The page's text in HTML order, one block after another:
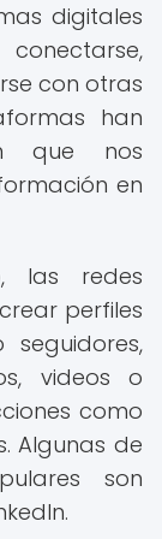
digitales
con otras
han
que nos
en
las redes
perfiles
videos o
como
Algunas de
son